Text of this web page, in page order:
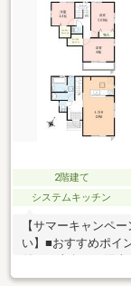
2階建て
システムキッチン
【サマーキャンペ
い】■おすすめポイ
付き・南向きで陽
商業施設や公園・